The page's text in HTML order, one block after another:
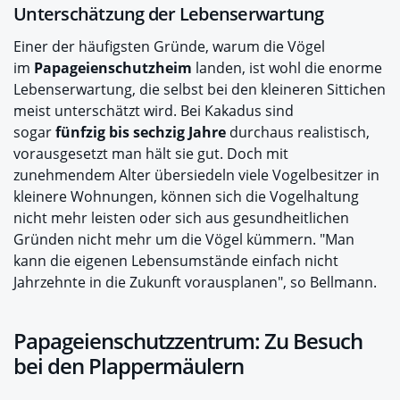
Unterschätzung der Lebenserwartung
Einer der häufigsten Gründe, warum die Vögel
im Papageienschutzheim landen, ist wohl die enorme
Lebenserwartung, die selbst bei den kleineren Sittichen
meist unterschätzt wird. Bei Kakadus sind
sogarfünfzig bis sechzig Jahre durchaus realistisch,
vorausgesetzt man hält sie gut. Doch mit
zunehmendem Alter übersiedeln viele Vogelbesitzer in
kleinere Wohnungen, können sich die Vogelhaltung
nicht mehr leisten oder sich aus gesundheitlichen
Gründen nicht mehr um die Vögel kümmern. "Man
kann die eigenen Lebensumstände einfach nicht
Jahrzehnte in die Zukunft vorausplanen", so Bellmann.
Papageienschutzzentrum: Zu Besuch
bei den Plappermäulern